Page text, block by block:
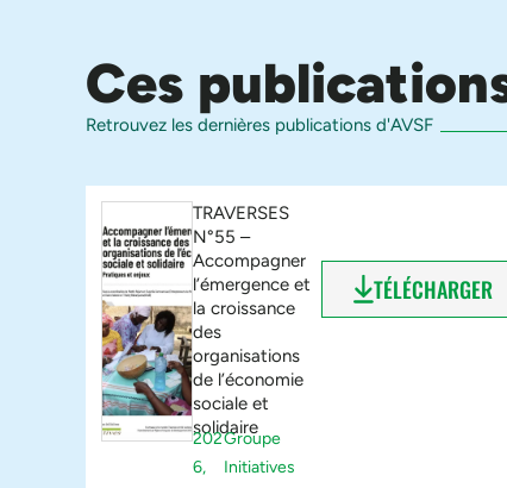
Ces
Retrouvez les dernières publications d'AVSF
TRAVERSES
N°55 –
Accompagner
l’émergence et
la croissance
des
organisations
de l’économie
sociale et
solidaire
202
6,
Groupe
Initiatives
TÉLÉCHARGER